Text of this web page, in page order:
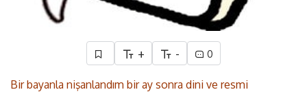
+ - 0
Bir bayanla nişanlandım bir ay sonra dini ve resmi